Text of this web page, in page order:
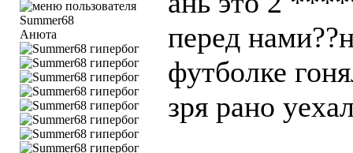
Анюта
перед
футболке
зря рано